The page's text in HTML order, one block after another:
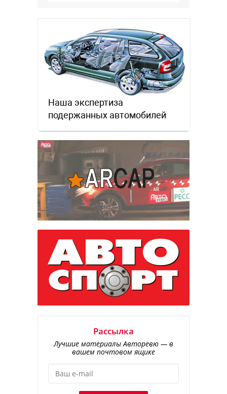
Наша экспертиза
подержанных автомобилей
Рассылка
Лучшие материалы Авторевю — в
вашем почтовом ящике